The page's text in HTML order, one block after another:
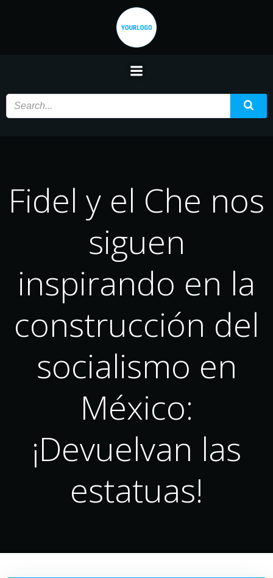
Saltar
contenido
Fidel y el Che nos
siguen
inspirando en la
construcción del
socialismo en
México:
¡Devuelvan las
estatuas!